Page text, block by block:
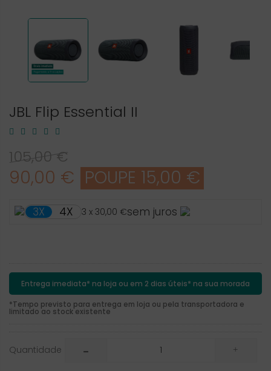
JBL Flip Essential II
105,00 €
90,00 € POUPE 15,00 €
3X 4X 3 x 30,00 €sem juros
Entrega imediata* na loja ou em 2 dias úteis* na sua morada
*Tempo previsto para entrega em loja ou pela transportadora e
limitado ao stock existente
Quantidade